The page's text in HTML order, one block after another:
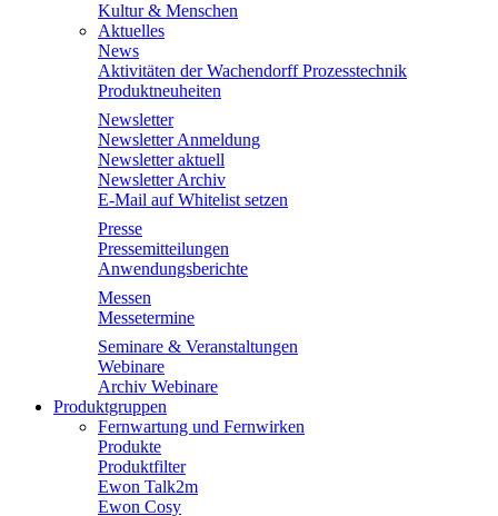
Kultur & Menschen
Aktuelles
News
Aktivitäten der Wachendorff Prozesstechnik
Produktneuheiten
Newsletter
Newsletter Anmeldung
Newsletter aktuell
Newsletter Archiv
E-Mail auf Whitelist setzen
Presse
Pressemitteilungen
Anwendungsberichte
Messen
Messetermine
Seminare & Veranstaltungen
Webinare
Archiv Webinare
Produktgruppen
Fernwartung und Fernwirken
Produkte
Produktfilter
Ewon Talk2m
Ewon Cosy